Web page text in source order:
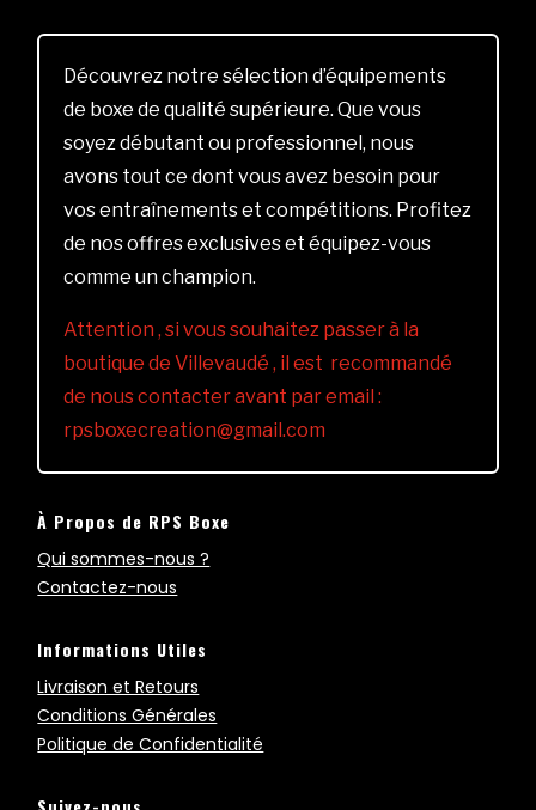
Découvrez notre sélection d’équipements
de boxe de qualité supérieure. Que vous
soyez débutant ou professionnel, nous
avons tout ce dont vous avez besoin pour
vos entraînements et compétitions. Profitez
de nos offres exclusives et équipez-vous
comme un champion.
Attention , si vous souhaitez passer à la
boutique de Villevaudé , il est recommandé
de nous contacter avant par email :
rpsboxecreation@gmail.com
À Propos de RPS Boxe
Qui sommes-nous ?
Contactez-nous
Informations Utiles
Livraison et Retours
Conditions Générales
Politique de Confidentialité